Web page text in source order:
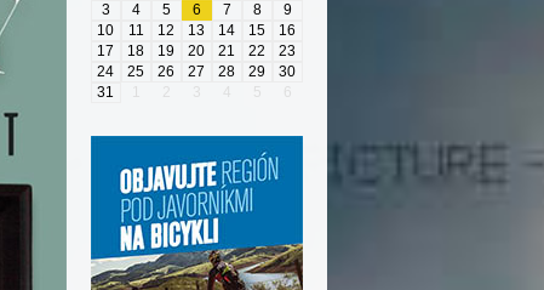
3
4 5 6 7 8
9
10
11 12 13 14 15
16
17
18 19 20 21 22
23
24
25 26 27 28 29
30
31
2 3 5 6